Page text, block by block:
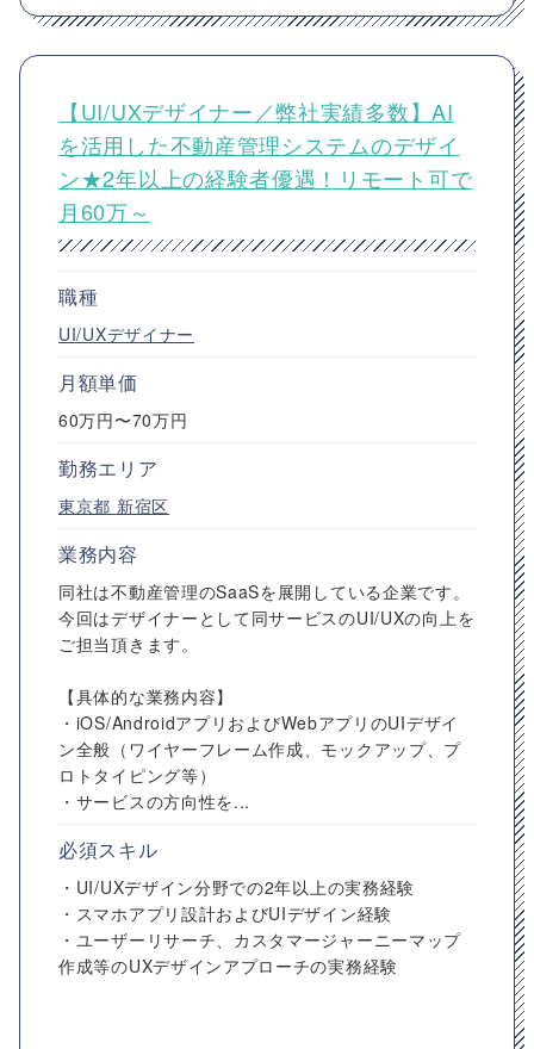
【UI/UXデザイナー／弊社実績多数】AI
を活用した不動産管理システムのデザイ
ン★2年以上の経験者優遇！リモート可で
月60万～
職種
UI/UXデザイナー
月額単価
60万円〜70万円
勤務エリア
東京都 新宿区
業務内容
同社は不動産管理のSaaSを展開している企業です。
今回はデザイナーとして同サービスのUI/UXの向上を
ご担当頂きます。
【具体的な業務内容】
・iOS/AndroidアプリおよびWebアプリのUIデザイ
ン全般（ワイヤーフレーム作成、モックアップ、プ
ロトタイピング等）
・サービスの方向性を...
必須スキル
・UI/UXデザイン分野での2年以上の実務経験
・スマホアプリ設計およびUIデザイン経験
・ユーザーリサーチ、カスタマージャーニーマップ
作成等のUXデザインアプローチの実務経験